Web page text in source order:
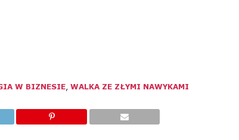
W BIZNESIE, WALKA ZE ZŁYMI NAWYKAMI